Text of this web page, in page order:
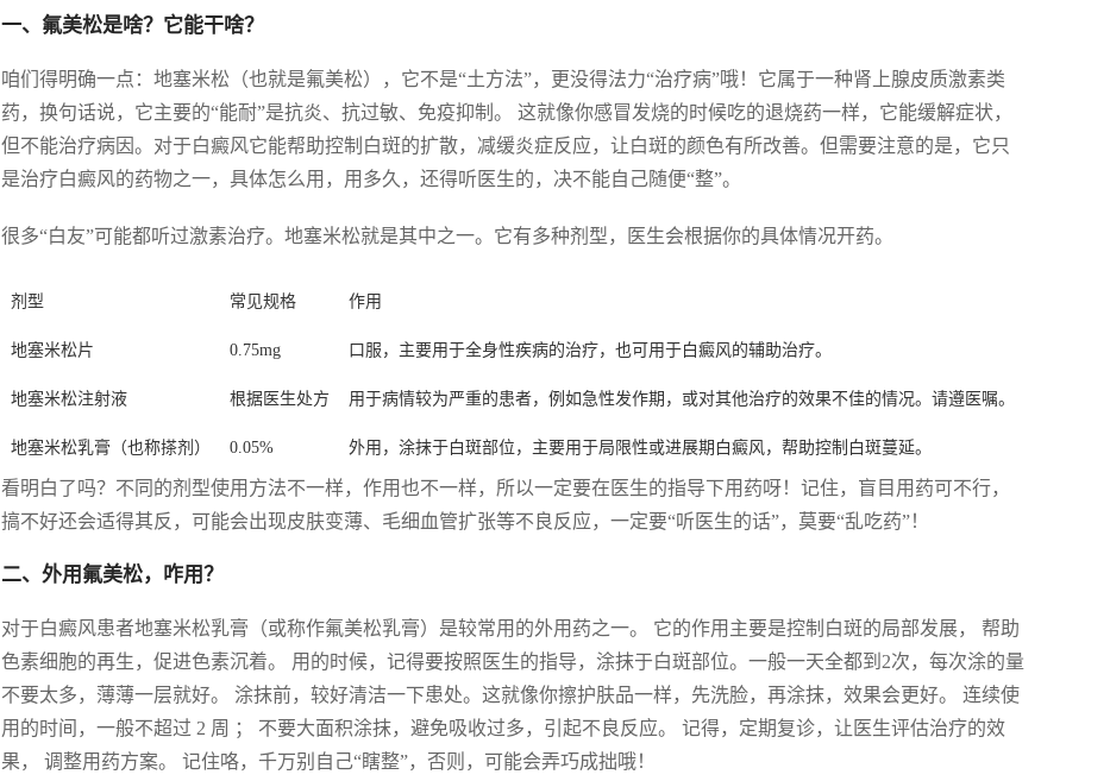
一、氟美松是啥？它能干啥？
咱们得明确一点：地塞米松（也就是氟美松），它不是“土方法”，更没得法力“治疗病”哦！它属于一种肾上腺皮质激素类
药，换句话说，它主要的“能耐”是抗炎、抗过敏、免疫抑制。 这就像你感冒发烧的时候吃的退烧药一样，它能缓解症状，
但不能治疗病因。对于白癜风它能帮助控制白斑的扩散，减缓炎症反应，让白斑的颜色有所改善。但需要注意的是，它只
是治疗白癜风的药物之一，具体怎么用，用多久，还得听医生的，决不能自己随便“整”。
很多“白友”可能都听过激素治疗。地塞米松就是其中之一。它有多种剂型，医生会根据你的具体情况开药。
剂型 常见规格 作用
地塞米松片 0.75mg 口服，主要用于全身性疾病的治疗，也可用于白癜风的辅助治疗。
地塞米松注射液 根据医生处方 用于病情较为严重的患者，例如急性发作期，或对其他治疗的效果不佳的情况。请遵医嘱。
地塞米松乳膏（也称搽剂） 0.05% 外用，涂抹于白斑部位，主要用于局限性或进展期白癜风，帮助控制白斑蔓延。
看明白了吗？不同的剂型使用方法不一样，作用也不一样，所以一定要在医生的指导下用药呀！记住，盲目用药可不行，
搞不好还会适得其反，可能会出现皮肤变薄、毛细血管扩张等不良反应，一定要“听医生的话”，莫要“乱吃药”！
二、外用氟美松，咋用？
对于白癜风患者地塞米松乳膏（或称作氟美松乳膏）是较常用的外用药之一。 它的作用主要是控制白斑的局部发展， 帮助
色素细胞的再生，促进色素沉着。 用的时候，记得要按照医生的指导，涂抹于白斑部位。一般一天全都到2次，每次涂的量
不要太多，薄薄一层就好。 涂抹前，较好清洁一下患处。这就像你擦护肤品一样，先洗脸，再涂抹，效果会更好。 连续使
用的时间，一般不超过 2 周 ； 不要大面积涂抹，避免吸收过多，引起不良反应。 记得，定期复诊，让医生评估治疗的效
果， 调整用药方案。 记住咯，千万别自己“瞎整”，否则，可能会弄巧成拙哦！